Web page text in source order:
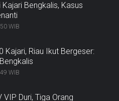
Bengkalis, Kasus
WIB
Kajari, Riau Ikut Bergeser:
WIB
Duri, Tiga Orang